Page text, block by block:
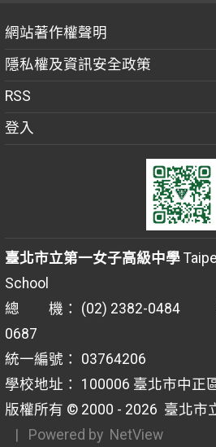
網站著作權聲明
隱私權及資訊安全政策
RSS
登入
臺北市立第一女子高級中學
School
總 機： (02) 2382-0484 校
0687
統一編號： 03764206
學校地址： 100006 臺北市中正
版權所有 © 2000 - 2026 臺北市
| Powered by NetView